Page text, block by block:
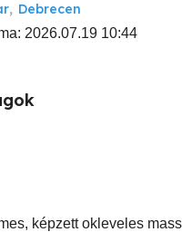
, Debrecen
2026.07.19 10:44
képzett okleveles